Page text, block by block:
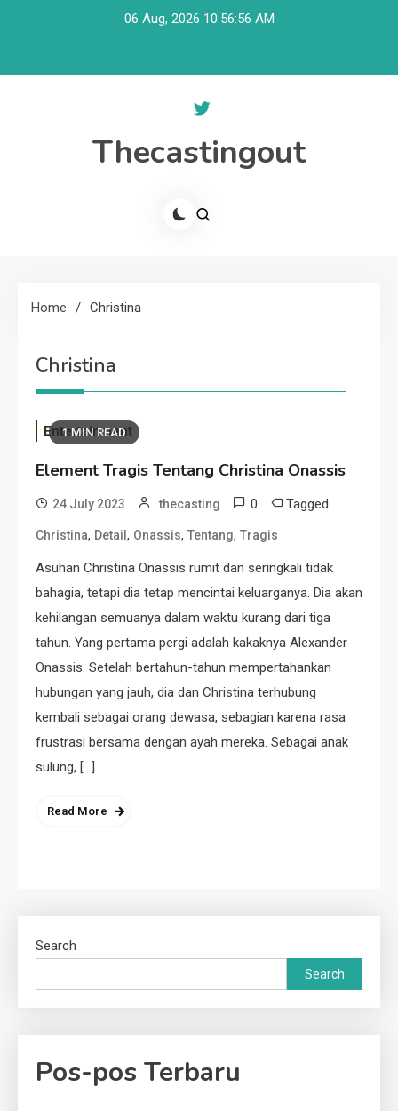
06 Aug, 2026 10:56:57 AM
Thecastingout
Home Christina
Christina
1 MIN READ
Entertainment
Element Tragis Tentang Christina Onassis
24 July 2023 thecasting 0 Tagged
Christina, Detail , Onassis, Tentang, Tragis
Asuhan Christina Onassis rumit dan seringkali tidak
bahagia, tetapi dia tetap mencintai keluarganya. Dia akan
kehilangan semuanya dalam waktu kurang dari tiga
tahun. Yang pertama pergi adalah kakaknya Alexander
Onassis. Setelah bertahun-tahun mempertahankan
hubungan yang jauh, dia dan Christina terhubung
kembali sebagai orang dewasa, sebagian karena rasa
frustrasi bersama dengan ayah mereka. Sebagai anak
sulung, […]
Read More
Search
Search
Pos-pos Terbaru